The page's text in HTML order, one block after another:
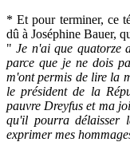
* Et pour terminer, ce
dû à Joséphine Bauer,
" Je n'ai que quatorze
parce que je ne dois
m'ont permis de lire la
le président de la
pauvre Dreyfus et ma
qu'il pourra délaisser
exprimer mes